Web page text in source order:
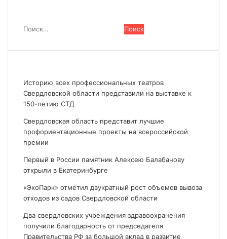
Найти:
Историю всех профессиональных театров
Свердловской области представили на выставке к
150-летию СТД
Свердловская область представит лучшие
профориентационные проекты на всероссийской
премии
Первый в России памятник Алексею Балабанову
открыли в Екатеринбурге
«ЭкоПарк» отметил двукратный рост объемов вывоза
отходов из садов Свердловской области
Два свердловских учреждения здравоохранения
получили благодарность от председателя
Правительства РФ за большой вклад в развитие